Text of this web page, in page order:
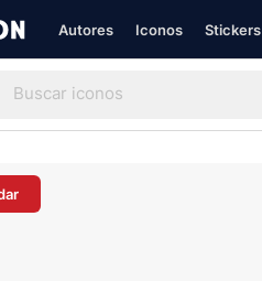
Autores Iconos Stickers